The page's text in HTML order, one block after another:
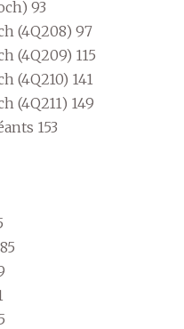
93
(4Q208) 97
(4Q209) 115
(4Q210) 141
(4Q211) 149
153